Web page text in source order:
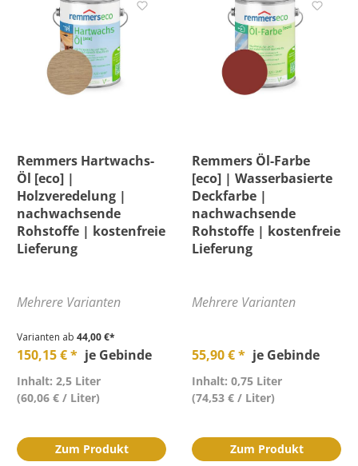
Preis
Versandkostenfrei
Remmers Hartwachs-
Öl [eco] |
Holzveredelung |
nachwachsende
Rohstoffe | kostenfreie
Lieferung
Mehrere Varianten
Varianten ab 44,00 €*
150,15 € * je Gebinde
Inhalt: 2,5 Liter
(60,06 € / Liter)
Zum Produkt
Remmers Öl-Farbe
[eco] | Wasserbasierte
Deckfarbe |
nachwachsende
Rohstoffe | kostenfreie
Lieferung
Mehrere Varianten
55,90 € * je Gebinde
Inhalt: 0,75 Liter
(74,53 € / Liter)
Zum Produkt